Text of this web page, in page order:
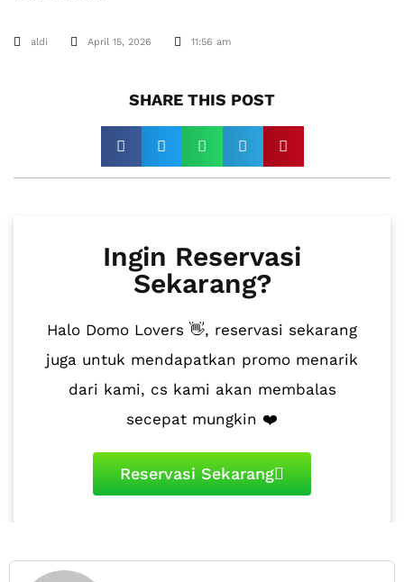
aldi April 15, 2026 11:56 am
SHARE THIS POST​
Ingin Reservasi
Sekarang?
Halo Domo Lovers 👋, reservasi sekarang
juga untuk mendapatkan promo menarik
dari kami, cs kami akan membalas
secepat mungkin ❤️
Reservasi Sekarang